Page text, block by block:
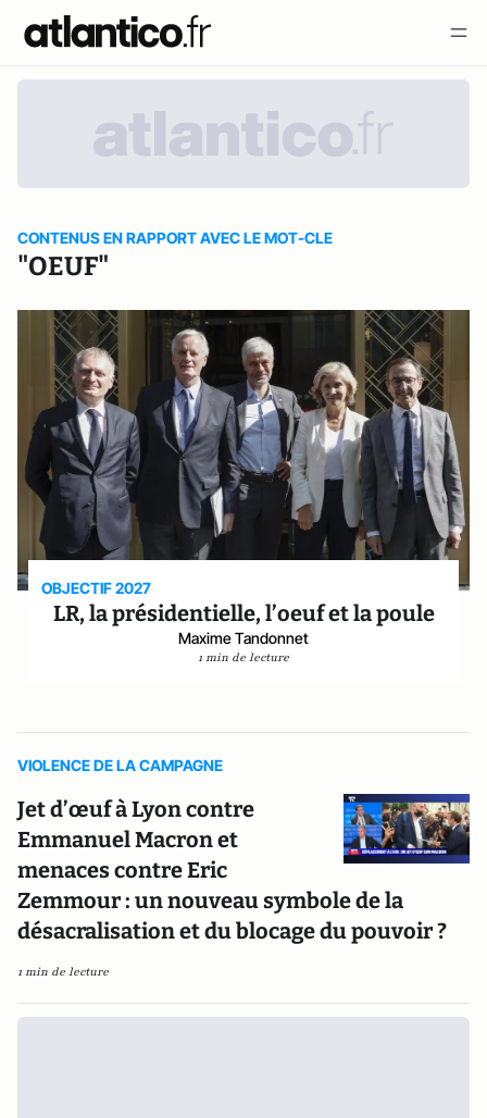
CONTENUS EN RAPPORT AVEC LE MOT-CLE
"OEUF"
OBJECTIF 2027
LR, la présidentielle, l’oeuf et la poule
Maxime Tandonnet
1 min de lecture
VIOLENCE DE LA CAMPAGNE
Jet d’œuf à Lyon contre
Emmanuel Macron et
menaces contre Eric
Zemmour : un nouveau symbole de la
désacralisation et du blocage du pouvoir ?
1 min de lecture